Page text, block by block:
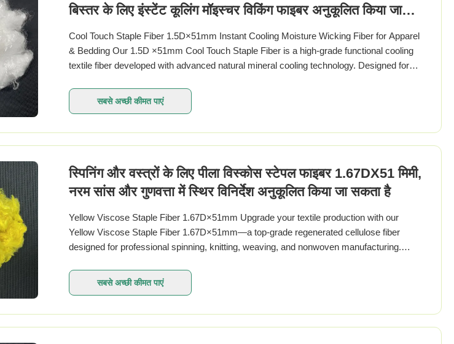
बिस्तर के लिए इंस्टेंट कूलिंग मॉइस्चर विकिंग फाइबर अनुकूलित किया जा
सकता है
Cool Touch Staple Fiber 1.5D×51mm Instant Cooling Moisture Wicking Fiber for Apparel
& Bedding Our 1.5D ×51mm Cool Touch Staple Fiber is a high-grade functional cooling
textile fiber developed with advanced natural mineral cooling technology. Designed for
सबसे अच्छी कीमत पाएं
स्पिनिंग और वस्त्रों के लिए पीला विस्कोस स्टेपल फाइबर 1.67DX51 मिमी,
नरम सांस और गुणवत्ता में स्थिर विनिर्देश अनुकूलित किया जा सकता है
Yellow Viscose Staple Fiber 1.67D×51mm Upgrade your textile production with our
Yellow Viscose Staple Fiber 1.67D×51mm—a top-grade regenerated cellulose fiber
designed for professional spinning, knitting, weaving, and nonwoven manufacturing.
सबसे अच्छी कीमत पाएं